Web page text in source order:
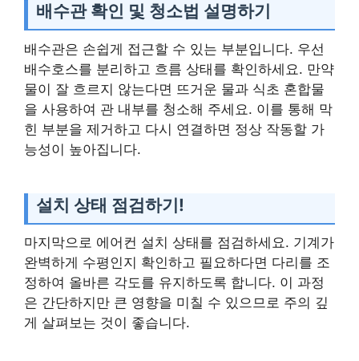
배수관 확인 및 청소법 설명하기
배수관은 손쉽게 접근할 수 있는 부분입니다. 우선
배수호스를 분리하고 흐름 상태를 확인하세요. 만약
물이 잘 흐르지 않는다면 뜨거운 물과 식초 혼합물
을 사용하여 관 내부를 청소해 주세요. 이를 통해 막
힌 부분을 제거하고 다시 연결하면 정상 작동할 가
능성이 높아집니다.
설치 상태 점검하기!
마지막으로 에어컨 설치 상태를 점검하세요. 기계가
완벽하게 수평인지 확인하고 필요하다면 다리를 조
정하여 올바른 각도를 유지하도록 합니다. 이 과정
은 간단하지만 큰 영향을 미칠 수 있으므로 주의 깊
게 살펴보는 것이 좋습니다.